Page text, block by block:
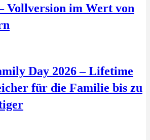
Vollversion im Wert von
Day 2026 – Lifetime
für die Familie bis zu